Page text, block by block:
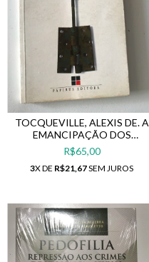
TOCQUEVILLE, ALEXIS DE. A
EMANCIPAÇÃO DOS
ESCRAVOS.
R$65,00
3X DE R$21,67SEM JUROS